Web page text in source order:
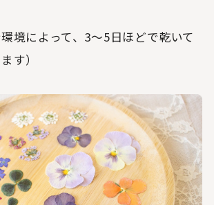
境によって、3〜5日ほどで乾いて
す）